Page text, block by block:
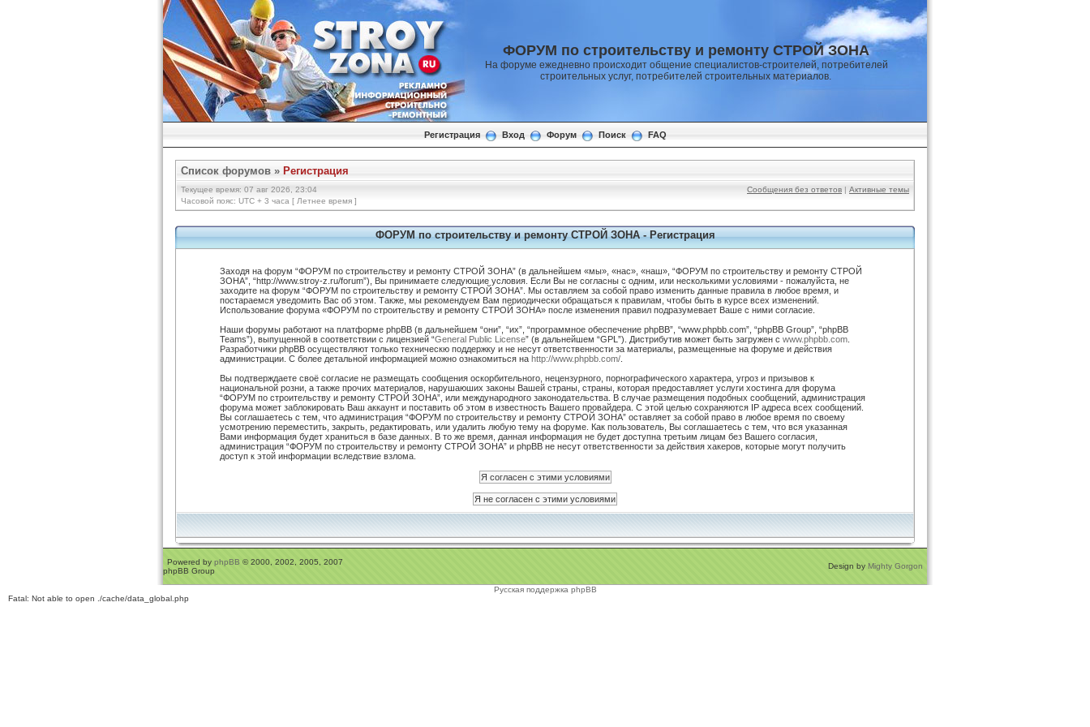
ФОРУМ по строительству и ремонту СТРОЙ ЗОНА
На форуме ежедневно происходит общение специалистов-строителей, потребителей
строительных услуг, потребителей строительных материалов.
Регистрация Вход Форум Поиск FAQ
Список форумов » Регистрация
Текущее время: 07 авг 2026, 23:04
Часовой пояс: UTC + 3 часа [ Летнее время ]
Сообщения без ответов | Активные темы
ФОРУМ по строительству и ремонту СТРОЙ ЗОНА - Регистрация
Заходя на форум “ФОРУМ по строительству и ремонту СТРОЙ ЗОНА” (в дальнейшем «мы», «нас», «наш», “ФОРУМ по строительству и ремонту СТРОЙ
ЗОНА”, “http://www.stroy-z.ru/forum”), Вы принимаете следующие условия. Если Вы не согласны с одним, или несколькими условиями - пожалуйста, не
заходите на форум “ФОРУМ по строительству и ремонту СТРОЙ ЗОНА”. Мы оставляем за собой право изменить данные правила в любое время, и
постараемся уведомить Вас об этом. Также, мы рекомендуем Вам периодически обращаться к правилам, чтобы быть в курсе всех изменений.
Использование форума «ФОРУМ по строительству и ремонту СТРОЙ ЗОНА» после изменения правил подразумевает Ваше с ними согласие.
Наши форумы работают на платформе phpBB (в дальнейшем “они”, “их”, “программное обеспечение phpBB”, “www.phpbb.com”, “phpBB Group”, “phpBB
Teams”), выпущенной в соответствии с лицензией “General Public License” (в дальнейшем “GPL”). Дистрибутив может быть загружен с www.phpbb.com
Разработчики phpBB осуществляют только техническю поддержку и не несут ответственности за материалы, размещенные на форуме и действия
администрации. С более детальной информацией можно ознакомиться на http://www.phpbb.com/
Вы подтверждаете своё согласие не размещать сообщения оскорбительного, нецензурного, порнографического характера, угроз и призывов к
национальной розни, а также прочих материалов, нарушаюших законы Вашей страны, страны, которая предоставляет услуги хостинга для форума
“ФОРУМ по строительству и ремонту СТРОЙ ЗОНА”, или международного законодательства. В случае размещения подобных сообщений, администрация
форума может заблокировать Ваш аккаунт и поставить об этом в известность Вашего провайдера. С этой целью сохраняются IP адреса всех сообщений.
Вы соглашаетесь с тем, что администрация “ФОРУМ по строительству и ремонту СТРОЙ ЗОНА” оставляет за собой право в любое время по своему
усмотрению переместить, закрыть, редактировать, или удалить любую тему на форуме. Как пользователь, Вы соглашаетесь с тем, что вся указанная
Вами информация будет храниться в базе данных. В то же время, данная информация не будет доступна третьим лицам без Вашего согласия,
администрация “ФОРУМ по строительству и ремонту СТРОЙ ЗОНА” и phpBB не несут ответственности за действия хакеров, которые могут получить
доступ к этой информации вследствие взлома.
Powered by phpBB © 2000, 2002, 2005, 2007
phpBB Group
Design by Mighty Gorgon
Русская поддержка phpBB
Fatal: Not able to open ./cache/data_global.php